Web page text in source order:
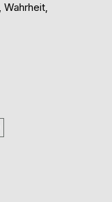
Wahrheit,